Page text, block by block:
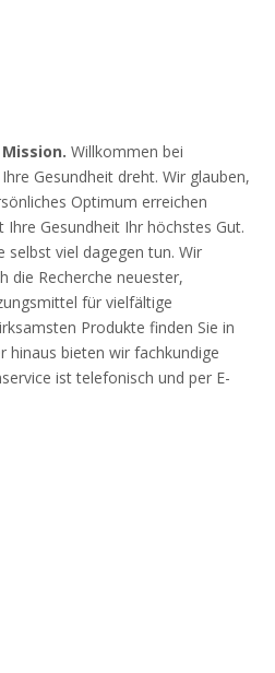
Willkommen bei
Gesundheit dreht. Wir glauben,
Optimum erreichen
Ihre Gesundheit Ihr höchstes Gut.
selbst viel dagegen tun. Wir
die Recherche neuester,
für vielfältige
Produkte finden Sie in
hinaus bieten wir fachkundige
ist telefonisch und per E-